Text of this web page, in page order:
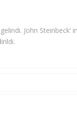
John Steinbeck’